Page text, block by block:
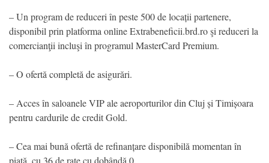
– Un program de reduceri în peste 500 de locații partenere,
disponibil prin platforma online Extrabeneficii.brd.ro şi reduceri la
comercianţii incluşi în programul MasterCard Premium.
– O ofertă completă de asigurări.
– Acces în saloanele VIP ale aeroporturilor din Cluj și Timișoara
pentru cardurile de credit Gold.
– Cea mai bună ofertă de refinanțare disponibilă momentan în
piață, cu 36 de rate cu dobândă 0.